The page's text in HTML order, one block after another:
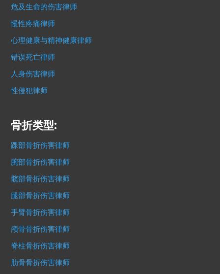
危及生命的伤害律师
慢性疼痛律师
心理健康与精神健康律师
错误死亡律师
人身伤害律师
性侵犯律师
骨折类型:
踝部骨折伤害律师
腕部骨折伤害律师
髋部骨折伤害律师
腿部骨折伤害律师
手臂骨折伤害律师
颅骨骨折伤害律师
脊柱骨折伤害律师
肋骨骨折伤害律师